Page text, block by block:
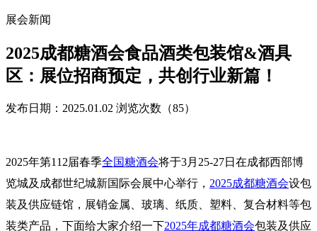
展会新闻
2025成都糖酒会食品酒类包装馆&酒具
区：展位招商预定，共创行业新篇！
发布日期：2025.01.02 浏览次数（85）
2025年第112届春季全国糖酒会将于3月25-27日在成都西部博
览城及成都世纪城新国际会展中心举行， 2025成都糖酒会设包
装及供应链馆，展销金属、玻璃、纸质、塑料、复合材料等包
装类产品，下面给大家介绍一下2025年成都糖酒会包装及供应